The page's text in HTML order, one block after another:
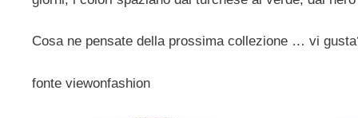
Cosa ne pensate della prossima collezione … vi
fonte viewonfashion